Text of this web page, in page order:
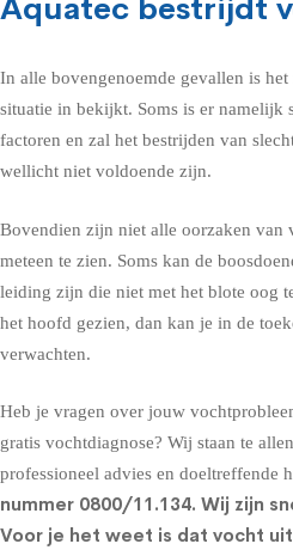
Aquatec bestrijdt
In alle bovengenoemde gevallen is
situatie in bekijkt. Soms is er namelijk
factoren en zal het bestrijden van
wellicht niet voldoende zijn.
Bovendien zijn niet alle oorzaken van
meteen te zien. Soms kan de
leiding zijn die niet met het blote oog
het hoofd gezien, dan kan je in de
verwachten.
Heb je vragen over jouw
gratis vochtdiagnose? Wij staan te
professioneel advies en doeltreffende
nummer 0800/11.134. Wij zijn
Voor je het weet is dat vocht